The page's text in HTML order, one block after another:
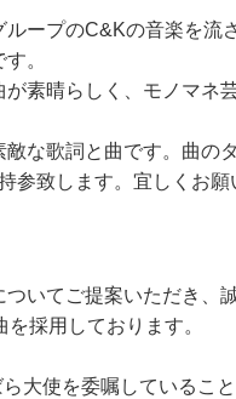
ープのC&Kの音楽を
。
素晴らしく、モノマネ
な歌詞と曲です。曲の
参致します。宜しくお願
いてご提案いただき、
採用しております。
大使を委嘱していること